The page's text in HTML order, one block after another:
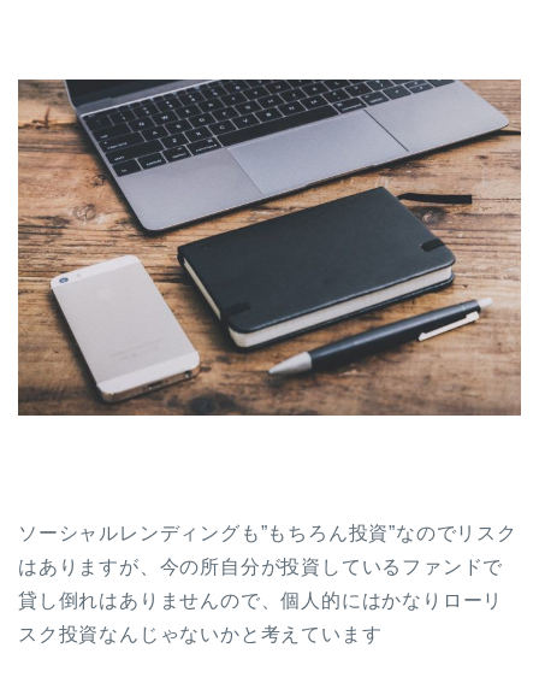
ソーシャルレンディングも”もちろん投資”なのでリスク
はありますが、今の所自分が投資しているファンドで
貸し倒れはありませんので、個人的にはかなりローリ
スク投資なんじゃないかと考えています